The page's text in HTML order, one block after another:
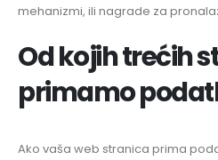
mehanizmi, ili nagrade za
Od kojih trećih
primamo
Ako vaša web stranica prima